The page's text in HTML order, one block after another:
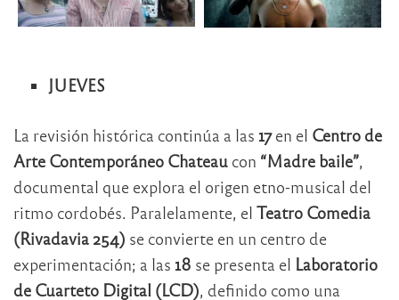
JUEVES
La revisión histórica continúa a las 17en el Centro de
Arte Contemporáneo Chateau con “Madre baile”,
documental que explora el origen etno-musical del
ritmo cordobés. Paralelamente, el Teatro Comedia
(Rivadavia 254) se convierte en un centro de
experimentación; a las 18 se presenta el Laboratorio
de Cuarteto Digital (LCD), definido como una